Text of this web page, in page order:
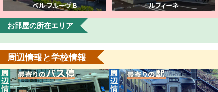
お部屋の所在エリア
周辺情報と学校情報